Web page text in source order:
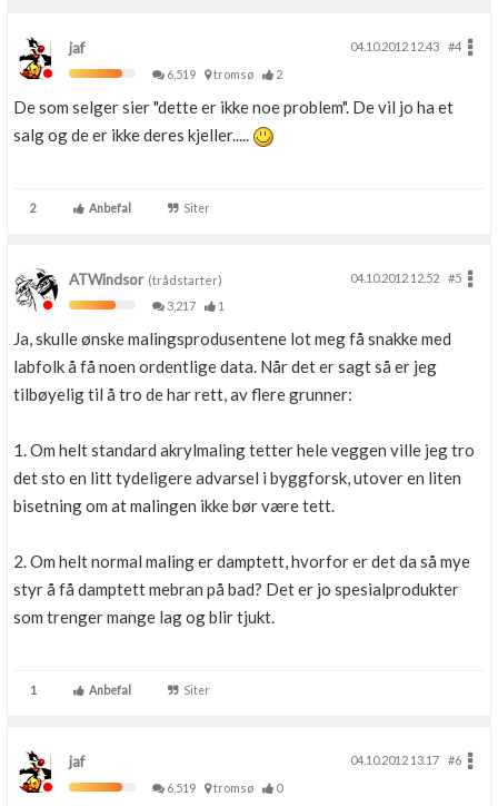
jaf 04.10.2012 12.43
#4
6,519
tromsø 2
De som selger sier "dette er ikke noe problem". De vil jo ha et
salg og de er ikke deres kjeller.....
2 Anbefal Siter
ATWindsor(trådstarter) 04.10.2012 12.52
#5
3,217
1
Ja, skulle ønske malingsprodusentene lot meg få snakke med
labfolk å få noen ordentlige data. Når det er sagt så er jeg
tilbøyelig til å tro de har rett, av flere grunner:
1. Om helt standard akrylmaling tetter hele veggen ville jeg tro
det sto en litt tydeligere advarsel i byggforsk, utover en liten
bisetning om at malingen ikke bør være tett.
2. Om helt normal maling er damptett, hvorfor er det da så mye
styr å få damptett mebran på bad? Det er jo spesialprodukter
som trenger mange lag og blir tjukt.
1 Anbefal Siter
jaf 04.10.2012 13.17
#6
6,519
tromsø 0